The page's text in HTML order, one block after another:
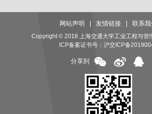
网站声明 友情链接 联系我
Copyright © 2018 上海交通大学工业工程与管
ICP备案证书号： 沪交ICP备
分享到